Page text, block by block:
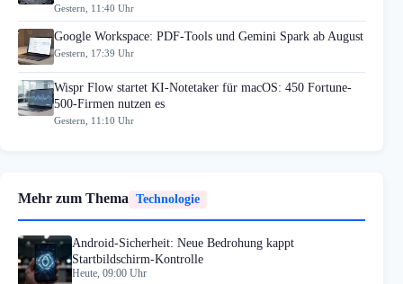
Gestern, 11:40 Uhr
Google Workspace: PDF-Tools und Gemini Spark ab August
Gestern, 17:39 Uhr
Wispr Flow startet KI-Notetaker für macOS: 450 Fortune-
500-Firmen nutzen es
Gestern, 11:10 Uhr
Mehr zum Thema Technologie
Android-Sicherheit: Neue Bedrohung kappt
Startbildschirm-Kontrolle
Heute, 09:00 Uhr